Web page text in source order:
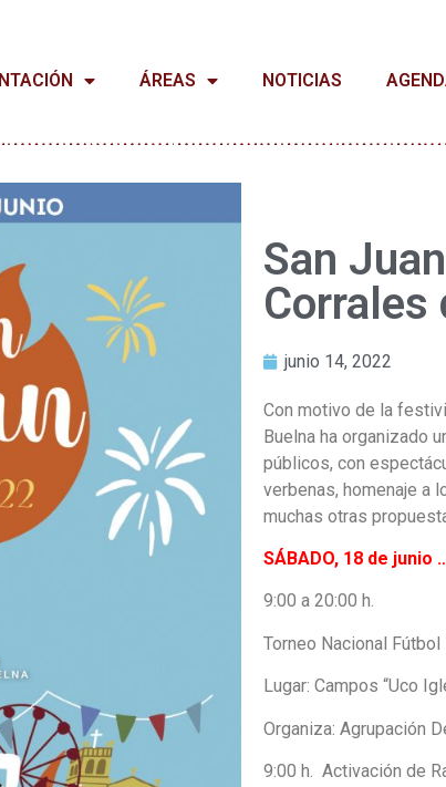
ÁREAS NOTICIAS
San
Corrales
junio 14, 2022
Con motivo de la
Buelna ha organizado
públicos, con
verbenas, homenaje a
muchas otras
SÁBADO, 18 de
9:00 a 20:00 h.
Torneo Nacional Fútbol
Lugar: Campos “Uco
Organiza: Agrupación
9:00 h. Activación de